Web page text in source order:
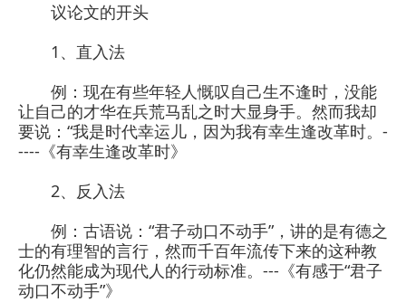
议论文的开头
1、直入法
例：现在有些年轻人慨叹自己生不逢时，没能
让自己的才华在兵荒马乱之时大显身手。然而我却
要说：“我是时代幸运儿，因为我有幸生逢改革时。-
----《有幸生逢改革时》
2、反入法
例：古语说：“君子动口不动手”，讲的是有德之
士的有理智的言行，然而千百年流传下来的这种教
化仍然能成为现代人的行动标准。---《有感于“君子
动口不动手”》